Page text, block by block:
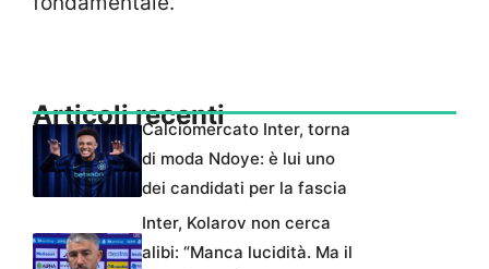
Articoli recentiCalciomercato Inter, torna
di moda Ndoye: è lui uno
dei candidati per la fascia
Inter, Kolarov non cerca
alibi: “Manca lucidità. Ma il